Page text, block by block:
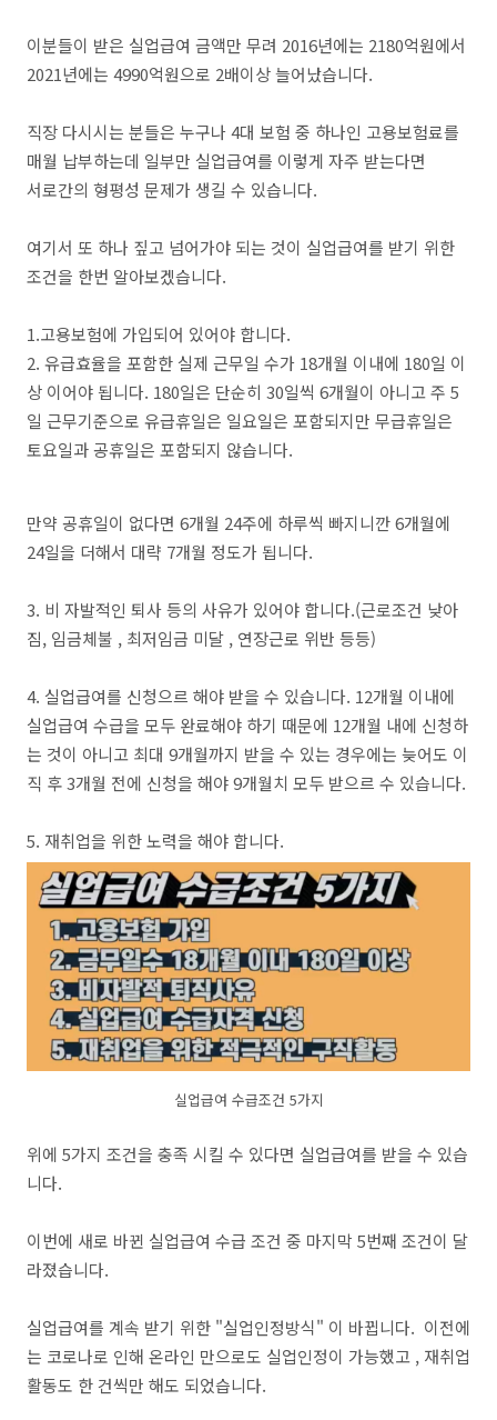
이분들이 받은 실업급여 금액만 무려 2016년에는 2180억원에서
2021년에는 4990억원으로 2배이상 늘어났습니다.
직장 다시시는 분들은 누구나 4대 보험 중 하나인 고용보험료를
매월 납부하는데 일부만 실업급여를 이렇게 자주 받는다면
서로간의 형평성 문제가 생길 수 있습니다.
여기서 또 하나 짚고 넘어가야 되는 것이 실업급여를 받기 위한
조건을 한번 알아보겠습니다.
1.고용보험에 가입되어 있어야 합니다.
2. 유급효율을 포함한 실제 근무일 수가 18개월 이내에 180일 이
상 이어야 됩니다. 180일은 단순히 30일씩 6개월이 아니고 주 5
일 근무기준으로 유급휴일은 일요일은 포함되지만 무급휴일은
토요일과 공휴일은 포함되지 않습니다.
만약 공휴일이 없다면 6개월 24주에 하루씩 빠지니깐 6개월에
24일을 더해서 대략 7개월 정도가 됩니다.
3. 비 자발적인 퇴사 등의 사유가 있어야 합니다.(근로조건 낮아
짐, 임금체불 , 최저임금 미달 , 연장근로 위반 등등)
4. 실업급여를 신청으르 해야 받을 수 있습니다. 12개월 이내에
실업급여 수급을 모두 완료해야 하기 때문에 12개월 내에 신청하
는 것이 아니고 최대 9개월까지 받을 수 있는 경우에는 늦어도 이
직 후 3개월 전에 신청을 해야 9개월치 모두 받으르 수 있습니다.
5. 재취업을 위한 노력을 해야 합니다.
실업급여 수급조건 5가지
위에 5가지 조건을 충족 시킬 수 있다면 실업급여를 받을 수 있습
니다.
이번에 새로 바뀐 실업급여 수급 조건 중 마지막 5번째 조건이 달
라졌습니다.
실업급여를 계속 받기 위한 "실업인정방식" 이 바뀝니다. 이전에
는 코로나로 인해 온라인 만으로도 실업인정이 가능했고 , 재취업
활동도 한 건씩만 해도 되었습니다.